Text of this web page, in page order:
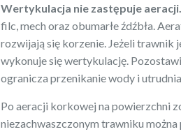
Wertykulacja nie zastępuje aeracji.
filc, mech oraz obumarłe źdźbła.
rozwijają się korzenie. Jeżeli trawnik
wykonuje się wertykulację.
ogranicza przenikanie wody i
Po aeracji korkowej na powierzchni
niezachwaszczonym trawniku